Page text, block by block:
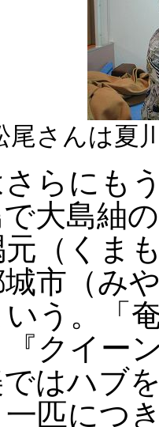
尾さんは夏
らにも
大島紬
（くま
市（み
う。「
クイー
はハブ
匹につ